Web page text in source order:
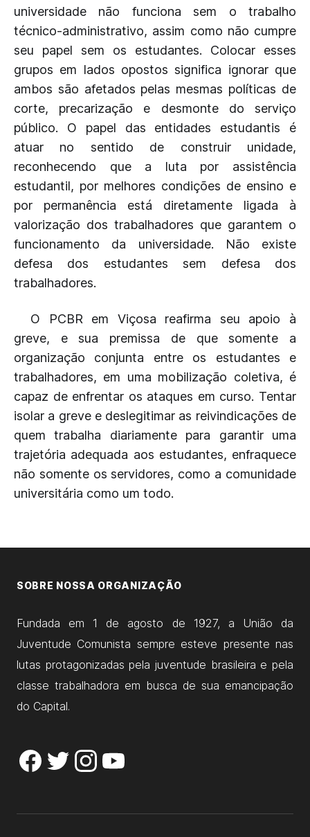
universidade não funciona sem o trabalho
técnico-administrativo, assim como não cumpre
seu papel sem os estudantes. Colocar esses
grupos em lados opostos significa ignorar que
ambos são afetados pelas mesmas políticas de
corte, precarização e desmonte do serviço
público. O papel das entidades estudantis é
atuar no sentido de construir unidade,
reconhecendo que a luta por assistência
estudantil, por melhores condições de ensino e
por permanência está diretamente ligada à
valorização dos trabalhadores que garantem o
funcionamento da universidade. Não existe
defesa dos estudantes sem defesa dos
trabalhadores.
O PCBR em Viçosa reafirma seu apoio à
greve, e sua premissa de que somente a
organização conjunta entre os estudantes e
trabalhadores, em uma mobilização coletiva, é
capaz de enfrentar os ataques em curso. Tentar
isolar a greve e deslegitimar as reivindicações de
quem trabalha diariamente para garantir uma
trajetória adequada aos estudantes, enfraquece
não somente os servidores, como a comunidade
universitária como um todo.
SOBRE NOSSA ORGANIZAÇÃO
Fundada em 1 de agosto de 1927, a União da
Juventude Comunista sempre esteve presente nas
lutas protagonizadas pela juventude brasileira e pela
classe trabalhadora em busca de sua emancipação
do Capital.